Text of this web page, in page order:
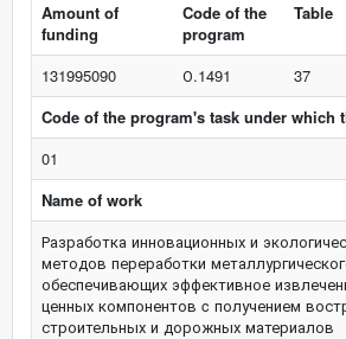
Amount of
funding
Code of the
program
Table
131995090 О.1491
37
Code of the program's task under which
01
Name of work
Разработка инновационных и
методов переработки
обеспечивающих эффективное
ценных компонентов c получением
строительных и дорожных материалов